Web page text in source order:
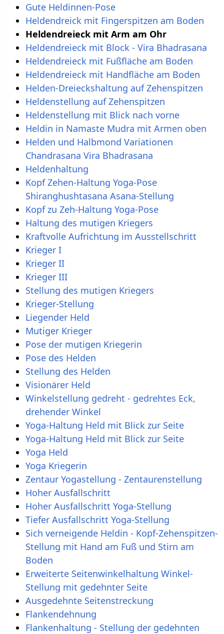
Gute Heldinnen-Pose
Heldendreick mit Fingerspitzen am Boden
Heldendreieck mit Arm am Ohr
Heldendreieck mit Block - Vira Bhadrasana
Heldendreieck mit Fußfläche am Boden
Heldendreieck mit Handfläche am Boden
Helden-Dreieckshaltung auf Zehenspitzen
Heldenstellung auf Zehenspitzen
Heldenstellung mit Blick nach vorne
Heldin in Namaste Mudra mit Armen oben
Helden und Halbmond Variationen
Chandrasana Vira Bhadrasana
Heldenhaltung
Kopf Zehen-Haltung Yoga-Pose
Shiranghushtasana Asana-Stellung
Kopf zu Zeh-Haltung Yoga-Pose
Haltung des mutigen Kriegers
Kraftvolle Aufrichtung im Ausstellschritt
Krieger I
Krieger II
Krieger III
Stellung des mutigen Kriegers
Krieger-Stellung
Liegender Held
Mutiger Krieger
Pose der mutigen Kriegerin
Pose des Helden
Stellung des Helden
Visionärer Held
Winkelstellung gedreht - gedrehtes Eck,
drehender Winkel
Yoga-Haltung Held mit Blick zur Seite
Yoga-Haltung Held mit Blick zur Seite
Yoga Held
Yoga Kriegerin
Zentaur Yogastellung - Zentaurenstellung
Hoher Ausfallschritt
Hoher Ausfallschritt Yoga-Stellung
Tiefer Ausfallschritt Yoga-Stellung
Sich verneigende Heldin - Kopf-Zehenspitzen-
Stellung mit Hand am Fuß und Stirn am
Boden
Erweiterte Seitenwinkelhaltung Winkel-
Stellung mit gedehnter Seite
Ausgedehnte Seitenstreckung
Flankendehnung
Flankenhaltung - Stellung der gedehnten